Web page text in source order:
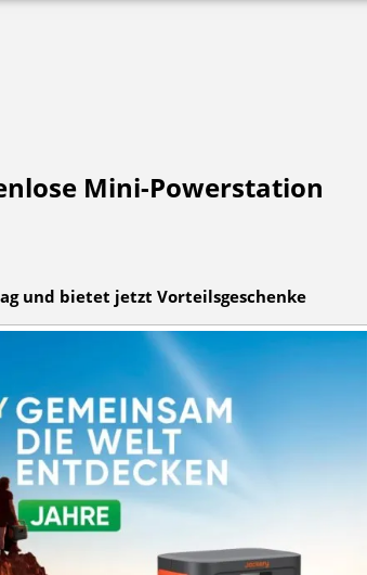
Mini-Powerstation
und bietet jetzt Vorteilsgeschenke